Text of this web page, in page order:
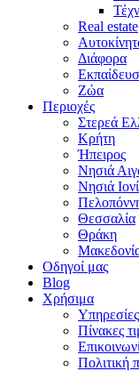
Real estate
Διάφορα
Ζώα
Περιοχές
Στερεά
Κρήτη
Ήπειρος
Νησιά
Νησιά
Θεσσαλία
Θράκη
Οδηγοί μας
Blog
Χρήσιμα
Υπηρεσίες
Πίνακες
Πολιτική